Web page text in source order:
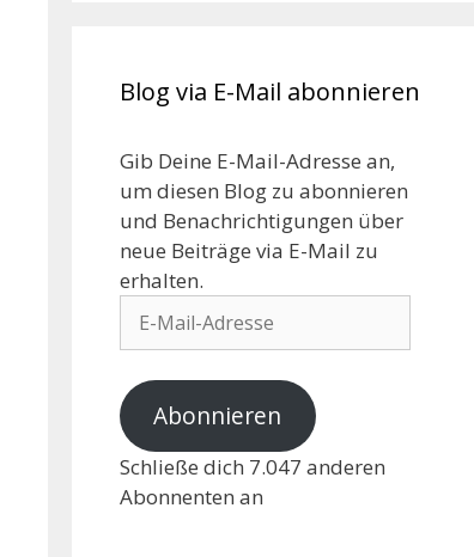
Blog via E-Mail abonnieren
Gib Deine E-Mail-Adresse an,
um diesen Blog zu abonnieren
und Benachrichtigungen über
neue Beiträge via E-Mail zu
erhalten.
Abonnieren
Schließe dich 7.047 anderen
Abonnenten an